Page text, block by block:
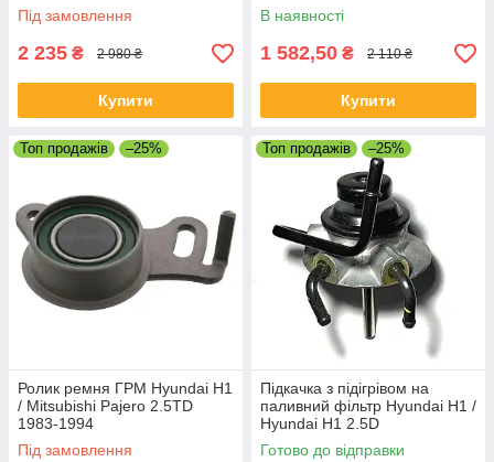
Під замовлення
2 235 ₴ 2 980 ₴
Купити
В наявності
1 582,50 ₴ 2 110 ₴
Купити
Топ продажів –25%
Ролик ремня ГРМ Hyundai H1
/ Mitsubishi Pajero 2.5TD
1983-1994
Під замовлення
Топ продажів –25%
Підкачка з підігрівом на
паливний фільтр Hyundai H1 /
Hyundai H1 2.5D
Готово до відправки